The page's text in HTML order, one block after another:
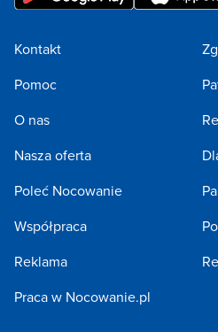
Kontakt
Pomoc
O nas
Nasza oferta
Poleć Nocowanie
Współpraca
Reklama
Praca w Nocowanie.pl